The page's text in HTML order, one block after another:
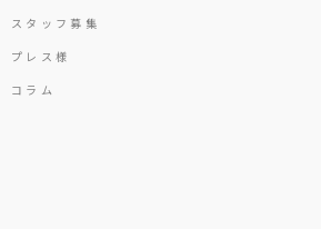
スタッフ募集
プレス様
コラム